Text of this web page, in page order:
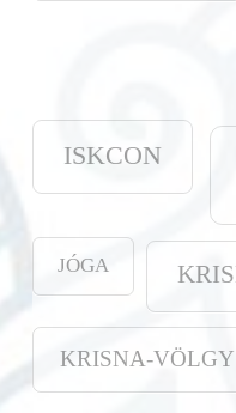
ISKCON
JÓGA
KRISNA-VÖLGY